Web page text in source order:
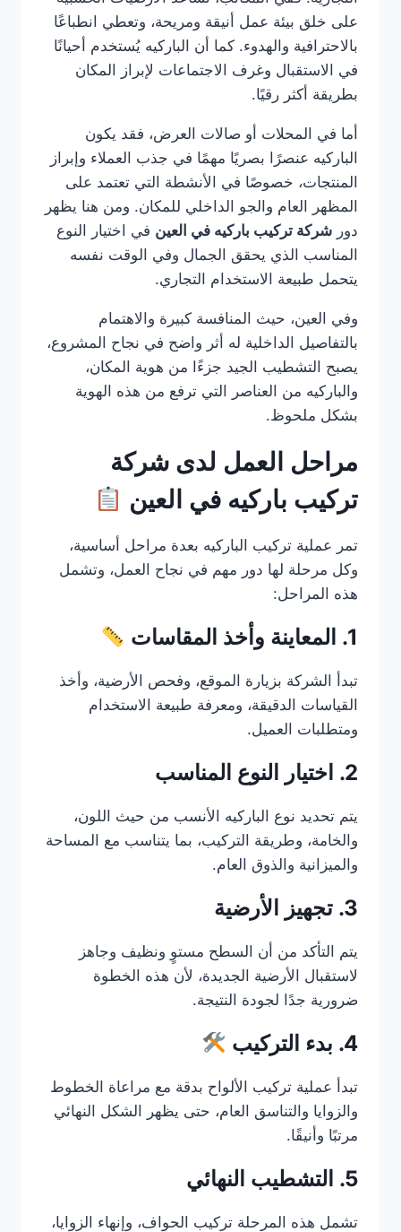
على خلق بيئة عمل أنيقة ومريحة، وتعطي انطباعًا
بالاحترافية والهدوء. كما أن الباركيه يُستخدم أحيانًا
في الاستقبال وغرف الاجتماعات لإبراز المكان
بطريقة أكثر رقيًا.
أما في المحلات أو صالات العرض، فقد يكون
الباركيه عنصرًا بصريًا مهمًا في جذب العملاء وإبراز
المنتجات، خصوصًا في الأنشطة التي تعتمد على
المظهر العام والجو الداخلي للمكان. ومن هنا يظهر
دور شركة تركيب باركيه في العين في اختيار النوع
المناسب الذي يحقق الجمال وفي الوقت نفسه
يتحمل طبيعة الاستخدام التجاري.
وفي العين، حيث المنافسة كبيرة والاهتمام
بالتفاصيل الداخلية له أثر واضح في نجاح المشروع،
يصبح التشطيب الجيد جزءًا من هوية المكان،
والباركيه من العناصر التي ترفع من هذه الهوية
بشكل ملحوظ.
مراحل العمل لدى شركة
تركيب باركيه في العين
تمر عملية تركيب الباركيه بعدة مراحل أساسية،
وكل مرحلة لها دور مهم في نجاح العمل، وتشمل
هذه المراحل:
1. المعاينة وأخذ المقاسات
تبدأ الشركة بزيارة الموقع، وفحص الأرضية، وأخذ
القياسات الدقيقة، ومعرفة طبيعة الاستخدام
ومتطلبات العميل.
2. اختيار النوع المناسب
يتم تحديد نوع الباركيه الأنسب من حيث اللون،
والخامة، وطريقة التركيب، بما يتناسب مع المساحة
والميزانية والذوق العام.
3. تجهيز الأرضية
يتم التأكد من أن السطح مستوٍ ونظيف وجاهز
لاستقبال الأرضية الجديدة، لأن هذه الخطوة
ضرورية جدًا لجودة النتيجة.
4. بدء التركيب
تبدأ عملية تركيب الألواح بدقة مع مراعاة الخطوط
والزوايا والتناسق العام، حتى يظهر الشكل النهائي
مرتبًا وأنيقًا.
5. التشطيب النهائي
تشمل هذه المرحلة تركيب الحواف، وإنهاء الزوايا،